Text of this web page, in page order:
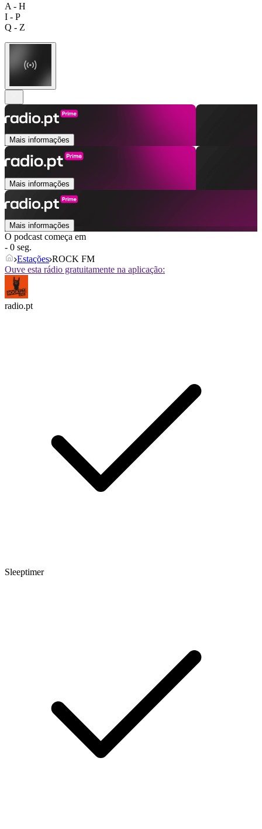
A - H
I - P
Q - Z
Mais informações
Mais informações
Mais informações
O podcast começa em
- 0 seg.
Estações ROCK FM
Ouve esta rádio gratuitamente na aplicação:
radio.pt
Sleeptimer